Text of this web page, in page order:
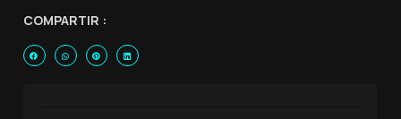
COMPARTIR :